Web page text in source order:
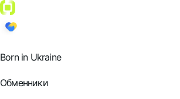
Born in Ukraine
Обменники